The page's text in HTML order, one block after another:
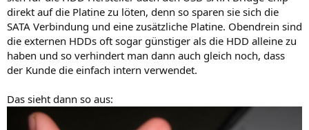
direkt auf die Platine zu löten, denn so sparen sie sich die
SATA Verbindung und eine zusätzliche Platine. Obendrein sind
die externen HDDs oft sogar günstiger als die HDD alleine zu
haben und so verhindert man dann auch gleich noch, dass
der Kunde die einfach intern verwendet.
Das sieht dann so aus: